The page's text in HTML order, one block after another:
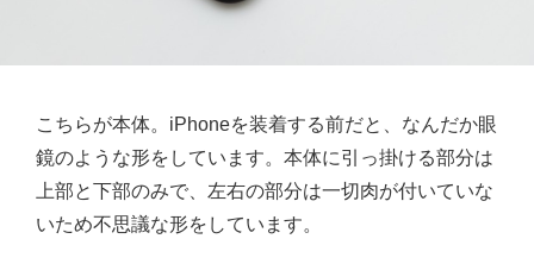
こちらが本体。iPhoneを装着する前だと、なんだか眼
鏡のような形をしています。本体に引っ掛ける部分は
上部と下部のみで、左右の部分は一切肉が付いていな
いため不思議な形をしています。